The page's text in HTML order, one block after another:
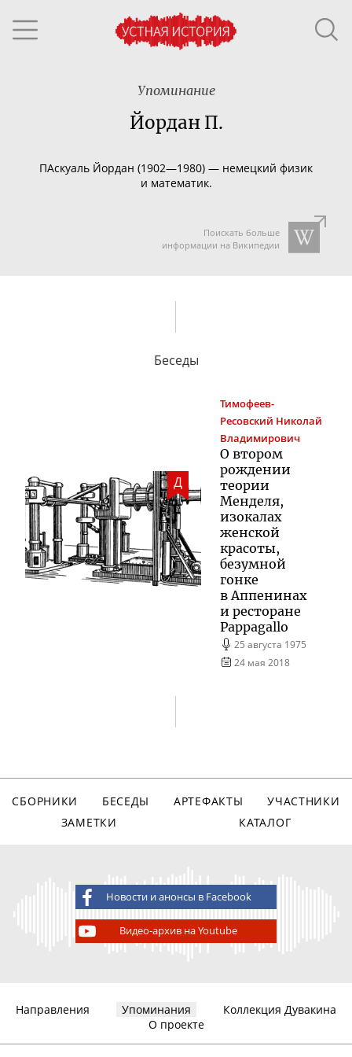
Упоминание
Йордан П.
ПАскуаль Йордан (1902—1980) — немецкий физик
и математик.
Поискать больше
информации на Википедии
Беседы
Д
Тимофеев-
Ресовский Николай
Владимирович
О втором
рождении
теории
Менделя,
изокалах
женской
красоты,
безумной
гонке
в Аппенинах
и ресторане
Pappagallo
25 августа 1975
24 мая 2018
СБОРНИКИ БЕСЕДЫ АРТЕФАКТЫ
УЧАСТНИКИ
ЗАМЕТКИ
КАТАЛОГ
Новости и анонсы в Facebook
Видео-архив на Youtube
Направления Упоминания
Коллекция Дувакина
О проекте